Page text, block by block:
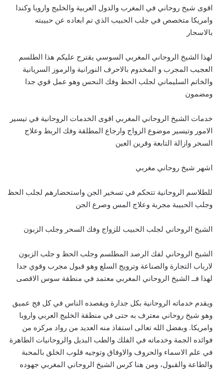
اقوى شيخ روحاني في المغرب والدول العربية والخليج واروبا وكندا
وامريكا متخصص في جلب الحبيب الذي تم ابعاده عن حبيبته
بالاسحار
لهذا الشيخ الروحاني المغربي السوسي يقترح عليكم هذا الطلسم
العجيب المجرب و المخدوم بالاحرف النورانية والرموز السريانية
والخاتم السليماني لجلب الحظ وفك النحس وهو عمل قوي جدا
ومضمون
خدمات الشيخ الروحاني المغربي اقوى الخدمات الروحانية في تيسير
الامور وتيسير موضوع الزواج وارجاع المطلقة وفك الربط وعلاج
السحر وازالة التابعة وقرين العين
اشهر شيخ روحاني مغربي
للطلاسم الروحانية تتحكم في تسخير الجن واستحضارهم لجلب الحظ
وجلب الحبيبة مجربة وعلاج المس وصرع الجن
الشيخ الروحاني لجلب الحبيب للزواج وفك السحر وجلب الزبون
الشيخ الروحاني لفك الرصد المطلسم وجلب الحظ و جلب الزبون
لارباب التجارة والصناعة وترويج السلع وهو قبول مجرب وقوي جدا
لهذا فــ الشيخ الروحاني المغربي معتمد في منطقة سوس الاقصى
ويقدم خدماته الروحانية بكل جدارة ويقصده الناس في كل فج عميق
وهو شيخ روحاني معترف به حتى في منطقة الخليج العربي واروبا
وامريكا. وبفضل الله تعالى استفاذ منه العديد من رواد مركزه من
فوائده الجمة وخدماته في الفلك والطب البديل والروحانيات الطاهرة
في علم الاسماء والحروف والاوفاق وتوجيه قلوب الخلق بالمحبة
والطاعة والقبول، ومن هنا كرس الشيخ الروحاني المغربي جهوده